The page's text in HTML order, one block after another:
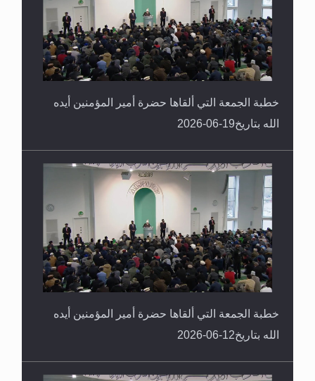
خطبة الجمعة التي ألقاها حضرة أمير المؤمنين أيده
الله بتاريخ19-06-2026
خطبة الجمعة التي ألقاها حضرة أمير المؤمنين أيده
الله بتاريخ12-06-2026